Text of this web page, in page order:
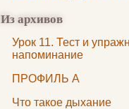
Из архивов
Урок 11. Тест и
напоминание
ПРОФИЛЬ А
Что такое дыхание